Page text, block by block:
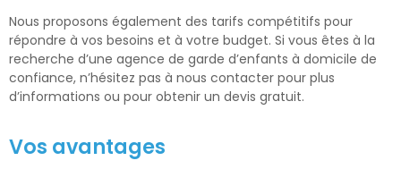
Nous proposons également des tarifs compétitifs pour
répondre à vos besoins et à votre budget. Si vous êtes à la
recherche d’une agence de garde d’enfants à domicile de
confiance, n’hésitez pas à nous contacter pour plus
d’informations ou pour obtenir un devis gratuit.
Vos avantages